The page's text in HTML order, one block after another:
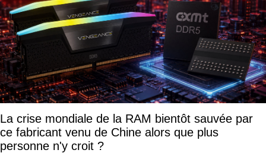
La crise mondiale de la RAM bientôt sauvée par
ce fabricant venu de Chine alors que plus
personne n'y croit ?